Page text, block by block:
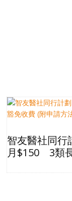
智友醫社同行
月$150 3類